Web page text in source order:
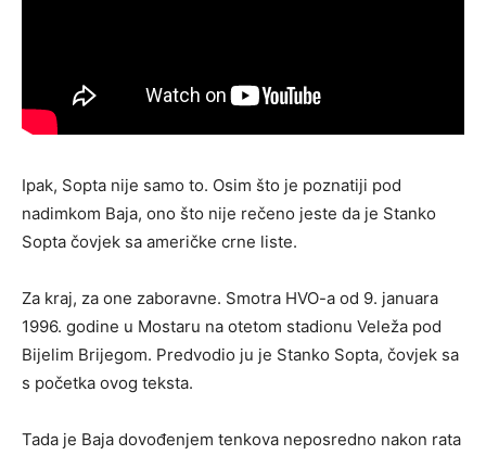
Ipak, Sopta nije samo to. Osim što je poznatiji pod
nadimkom Baja, ono što nije rečeno jeste da je Stanko
Sopta čovjek sa američke crne liste.
Za kraj, za one zaboravne. Smotra HVO-a od 9. januara
1996. godine u Mostaru na otetom stadionu Veleža pod
Bijelim Brijegom. Predvodio ju je Stanko Sopta, čovjek sa
s početka ovog teksta.
Tada je Baja dovođenjem tenkova neposredno nakon rata